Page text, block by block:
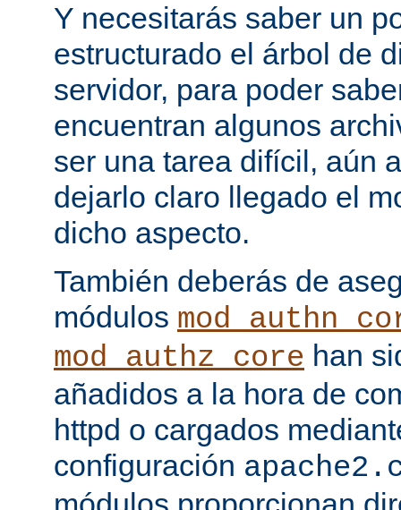
Y necesitarás saber un
estructurado el árbol de
servidor, para poder
encuentran algunos
ser una tarea difícil, aún
dejarlo claro llegado el
dicho aspecto.
También deberás de
módulos
mod_authz_core han
añadidos a la hora de
httpd o cargados
configuración